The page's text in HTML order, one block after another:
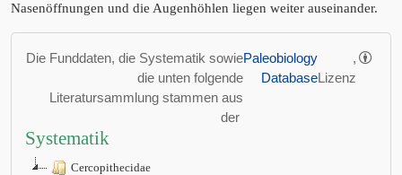
Nasenöffnungen und die Augenhöhlen liegen weiter auseinander.
Die Funddaten, die Systematik sowie
die unten folgende
Literatursammlung stammen aus
der
Paleobiology
Database
,
Lizenz
Systematik
Cercopithecidae